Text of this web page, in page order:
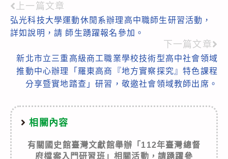
Read
more
上一篇文章
弘光科技大學運動休閒系辦理高中職師生研習活動，
詳如說明，請 師生踴躍報名參加。
下一篇文章
新北市立三重高級商工職業學校技術型高中社會領域
推動中心辦理「羅東高商『地方實察探究』特色課程
分享暨實地踏查」研習，敬邀社會領域教師出席。
相關內容
有關國史館臺灣文獻館舉辦「112年臺灣總督
府檔案入門研習班」相關活動，請踴躍參